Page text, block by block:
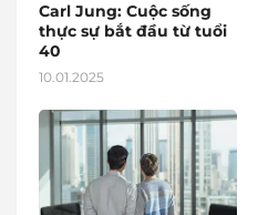
Carl Jung: Cuộc sống
thực sự bắt đầu từ tuổi
40
10.01.2025